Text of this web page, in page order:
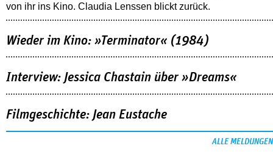
von ihr ins Kino. Claudia Lenssen blickt zurück.
Wieder im Kino: »Terminator« (1984)
Interview: Jessica Chastain über »Dreams«
Filmgeschichte: Jean Eustache
ALLE MELDUNGEN